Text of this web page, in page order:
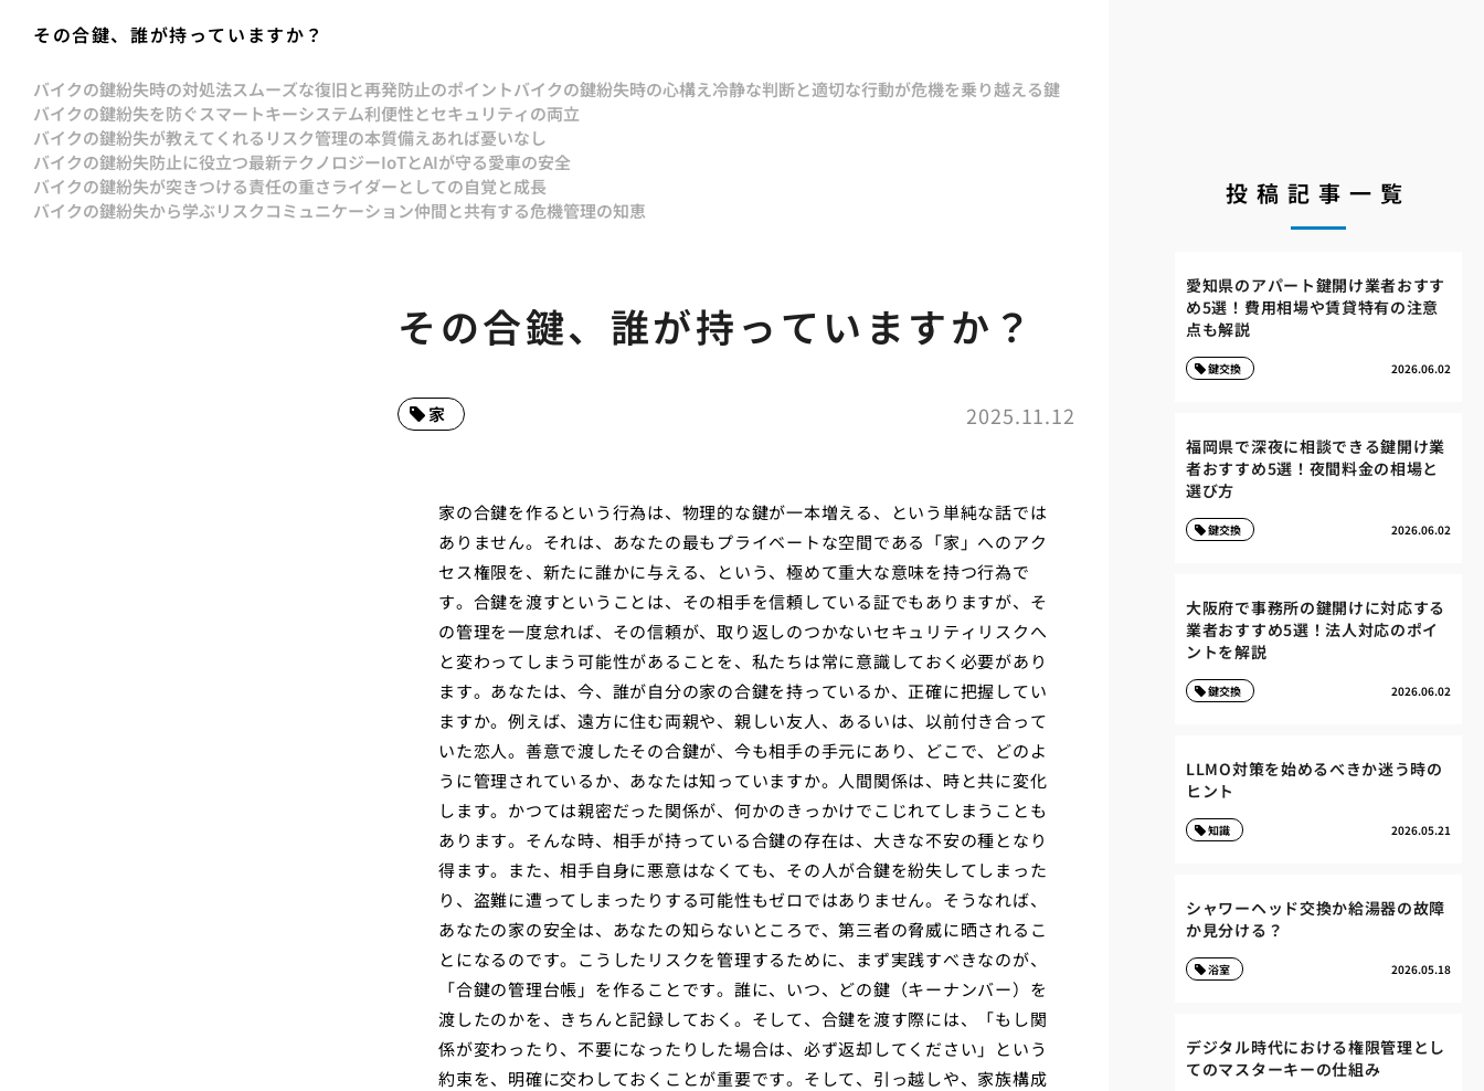
その合鍵、誰が持っていますか？
バイクの鍵紛失時の対処法スムーズな復旧と再発防止のポイントバイクの鍵紛失時の心構え冷静な判断と適切な行動が危機を乗り越える鍵
バイクの鍵紛失を防ぐスマートキーシステム利便性とセキュリティの両立
バイクの鍵紛失が教えてくれるリスク管理の本質備えあれば憂いなし
バイクの鍵紛失防止に役立つ最新テクノロジーIoTとAIが守る愛車の安全
バイクの鍵紛失が突きつける責任の重さライダーとしての自覚と成長
バイクの鍵紛失から学ぶリスクコミュニケーション仲間と共有する危機管理の知恵
その合鍵、誰が持っていますか？
2025.11.12
家
家の合鍵を作るという行為は、物理的な鍵が一本増える、という単純な話では
ありません。それは、あなたの最もプライベートな空間である「家」へのアク
セス権限を、新たに誰かに与える、という、極めて重大な意味を持つ行為で
す。合鍵を渡すということは、その相手を信頼している証でもありますが、そ
の管理を一度怠れば、その信頼が、取り返しのつかないセキュリティリスクへ
と変わってしまう可能性があることを、私たちは常に意識しておく必要があり
ます。あなたは、今、誰が自分の家の合鍵を持っているか、正確に把握してい
ますか。例えば、遠方に住む両親や、親しい友人、あるいは、以前付き合って
いた恋人。善意で渡したその合鍵が、今も相手の手元にあり、どこで、どのよ
うに管理されているか、あなたは知っていますか。人間関係は、時と共に変化
します。かつては親密だった関係が、何かのきっかけでこじれてしまうことも
あります。そんな時、相手が持っている合鍵の存在は、大きな不安の種となり
得ます。また、相手自身に悪意はなくても、その人が合鍵を紛失してしまった
り、盗難に遭ってしまったりする可能性もゼロではありません。そうなれば、
あなたの家の安全は、あなたの知らないところで、第三者の脅威に晒されるこ
とになるのです。こうしたリスクを管理するために、まず実践すべきなのが、
「合鍵の管理台帳」を作ることです。誰に、いつ、どの鍵（キーナンバー）を
渡したのかを、きちんと記録しておく。そして、合鍵を渡す際には、「もし関
係が変わったり、不要になったりした場合は、必ず返却してください」という
約束を、明確に交わしておくことが重要です。そして、引っ越しや、家族構成
投稿記事一覧
愛知県のアパート鍵開け業者おすす
め5選！費用相場や賃貸特有の注意
点も解説
2026.06.02
鍵交換
福岡県で深夜に相談できる鍵開け業
者おすすめ5選！夜間料金の相場と
選び方
2026.06.02
鍵交換
大阪府で事務所の鍵開けに対応する
業者おすすめ5選！法人対応のポイ
ントを解説
2026.06.02
鍵交換
LLMO対策を始めるべきか迷う時の
ヒント
2026.05.21
知識
シャワーヘッド交換か給湯器の故障
か見分ける？
2026.05.18
浴室
デジタル時代における権限管理とし
てのマスターキーの仕組み